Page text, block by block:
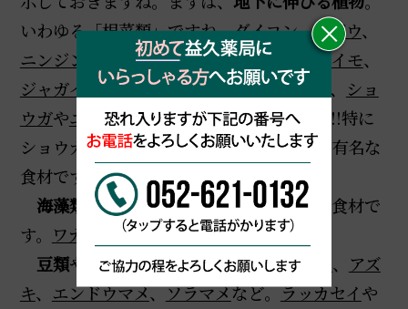
いわゆる「根菜類」ですね。ダイコン、ゴボウ、
ニンジン
など。あと、「イモ類」。 サツマイモ、
ジャガイモ、 サトイモ、ヤマイモ。そして、
ショ
ウガやユリネ、レンコンなども良いですね!!特に
ショウガは身体を温める作用が強いことで有名な
食材です。
海藻類
もこの時期は積極的に摂ると良い食材で
す。 ワカメ ヒジキ 、コンブなど。
豆類や 種実類も摂りたいですね。ダイズ 、 アズ
キ、 エンドウマメ、ソラマメなど。ラッカセイや